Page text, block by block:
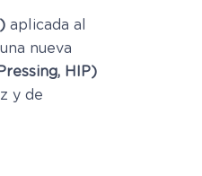
aplicada al
nueva
HIP)
y de